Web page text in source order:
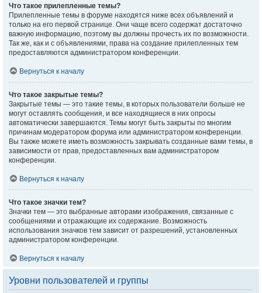
Что такое прилепленные темы?
Прилепленные темы в форуме находятся ниже всех объявлений и
только на его первой странице. Они чаще всего содержат достаточно
важную информацию, поэтому вы должны прочесть их по возможности.
Так же, как и с объявлениями, права на создание прилепленных тем
предоставляются администратором конференции.
Вернуться к началу
Что такое закрытые темы?
Закрытые темы — это такие темы, в которых пользователи больше не
могут оставлять сообщения, и все находящиеся в них опросы
автоматически завершаются. Темы могут быть закрыты по многим
причинам модератором форума или администратором конференции.
Вы также можете иметь возможность закрывать созданные вами темы, в
зависимости от прав, предоставленных вам администратором
конференции.
Вернуться к началу
Что такое значки тем?
Значки тем — это выбранные авторами изображения, связанные с
сообщениями и отражающие их содержание. Возможность
использования значков тем зависит от разрешений, установленных
администратором конференции.
Вернуться к началу
Уровни пользователей и группы